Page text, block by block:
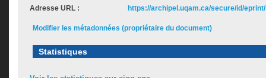
Adresse URL :
https://archipel.uqam.ca/secure/id/
Modifier les métadonnées (propriétaire du document)
Statistiques